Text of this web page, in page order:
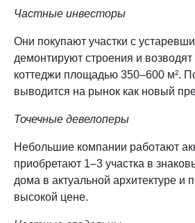
Частные инвесторы
Они покупают участки с
демонтируют строения и
коттеджи площадью 350–600 м².
выводится на рынок как новый
Точечные девелоперы
Небольшие компании работают
приобретают 1–3 участка в
дома в актуальной архитектуре и
высокой цене.